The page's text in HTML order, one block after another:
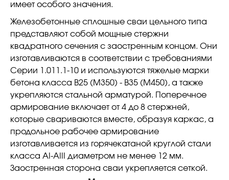
имеет особого значения.
Железобетонные сплошные сваи цельного типа
представляют собой мощные стержни
квадратного сечения с заостренным концом. Они
изготавливаются в соответствии с требованиями
Серии 1.011.1-10 и используются тяжелые марки
бетона класса В25 (М350) - В35 (М450), а также
укрепляются стальной арматурой. Поперечное
армирование включает от 4 до 8 стержней,
которые свариваются вместе, образуя каркас, а
продольное рабочее армирование
изготавливается из горячекатаной круглой стали
класса АI-АIII диаметром не менее 12 мм.
Заостренная сторона сваи укрепляется сеткой.